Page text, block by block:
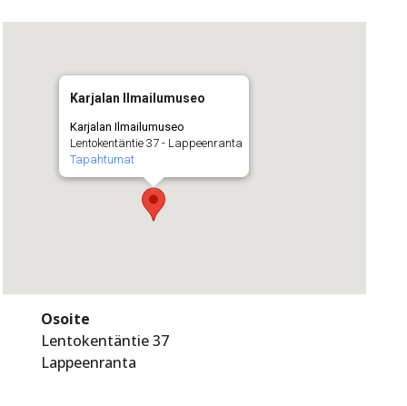
Karjalan Ilmailumuseo
Karjalan Ilmailumuseo
Lentokentäntie 37 - Lappeenranta
Tapahtumat
Osoite
Lentokentäntie 37
Lappeenranta